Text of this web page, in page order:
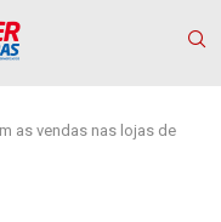
as vendas nas lojas de